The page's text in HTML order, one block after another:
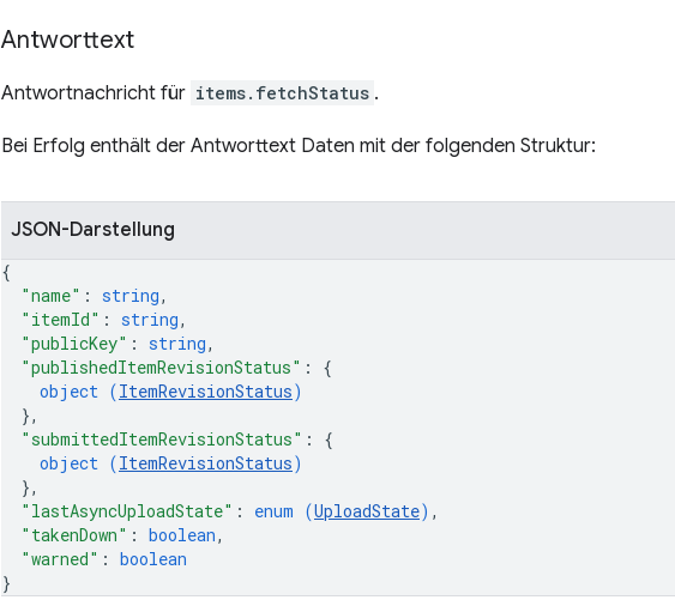
Antworttext
Antwortnachricht für items.fetchStatus .
Bei Erfolg enthält der Antworttext Daten mit der folgenden Struktur:
JSON-Darstellung
{
"name" : string,
"itemId" : string,
"publicKey" : string,
"publishedItemRevisionStatus" : {
object (ItemRevisionStatus)
},
"submittedItemRevisionStatus" : {
object (ItemRevisionStatus)
},
"lastAsyncUploadState" : enum (UploadState) ,
"takenDown" : boolean,
"warned" : boolean
}